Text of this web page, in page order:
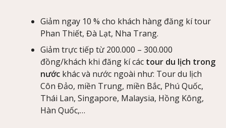
Giảm ngay 10 % cho khách hàng đăng kí tour
Phan Thiết, Đà Lạt, Nha Trang.
Giảm trực tiếp từ 200.000 – 300.000
đồng/khách khi đăng kí các tour du lịch trong
nước khác và nước ngoài như: Tour du lịch
Côn Đảo, miền Trung, miền Bắc, Phú Quốc,
Thái Lan, Singapore, Malaysia, Hồng Kông,
Hàn Quốc,…